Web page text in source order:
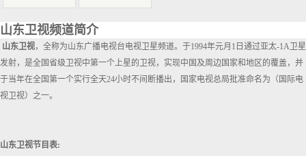
山东卫视频道简介
山东卫视，全称为山东广播电视台电视卫星频道。于1994年元月1日通过亚太-1A卫星
发射，是全国省级卫视中第一个上星的卫视，实现中国及周边国家和地区的覆盖，并
于当年在全国第一个实行全天24小时不间断播出，国家电视总局批准命名为（国际电
视卫视）之一。
山东卫视节目表: